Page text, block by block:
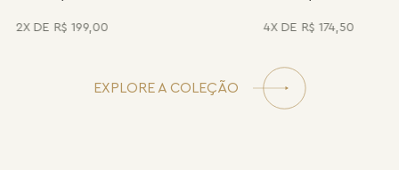
2 R$ 199,00 4 R$ 174,50
EXPLORE A COLEÇÃO